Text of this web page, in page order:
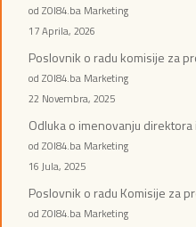
od ZOI84.ba Marketing
17 Aprila, 2026
Poslovnik o radu komisije za
od ZOI84.ba Marketing
22 Novembra, 2025
Odluka o imenovanju
od ZOI84.ba Marketing
16 Jula, 2025
Poslovnik o radu Komisije za
od ZOI84.ba Marketing